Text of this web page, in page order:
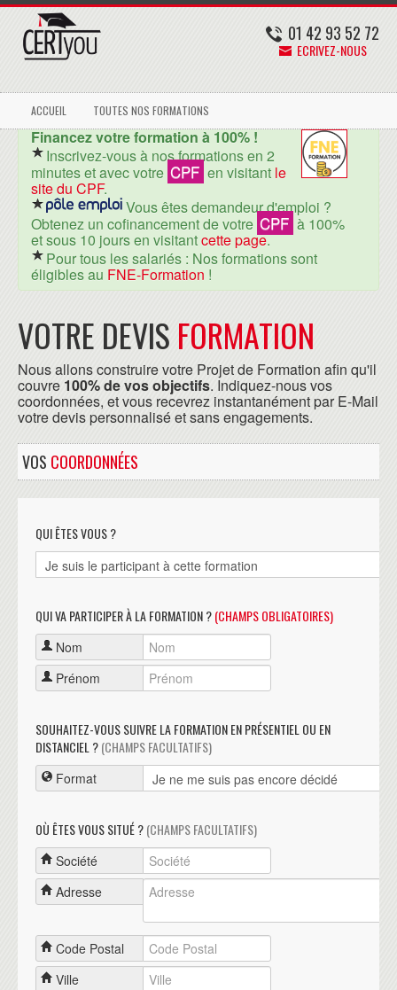
01 42 93 52 72
ECRIVEZ-NOUS
ACCUEIL TOUTES NOS FORMATIONS
Financez votre formation à 100% !
Inscrivez-vous à nos formations en 2
minutes et avec votre CPF en visitant le
site du CPF.
Vous êtes demandeur d'emploi ?
Obtenez un cofinancement de votre CPF à 100%
et sous 10 jours en visitantcette page.
Pour tous les salariés : Nos formations sont
éligibles au FNE-Formation !
VOTRE DEVIS FORMATION
Nous allons construire votre Projet de Formation afin qu'il
couvre 100% de vos objectifs. Indiquez-nous vos
coordonnées, et vous recevrez instantanément par E-Mail
votre devis personnalisé et sans engagements.
VOS COORDONNÉES
QUI ÊTES VOUS ?
QUI VA PARTICIPER À LA FORMATION ?(CHAMPS OBLIGATOIRES)
Nom
Prénom
SOUHAITEZ-VOUS SUIVRE LA FORMATION EN PRÉSENTIEL OU EN
DISTANCIEL ?(CHAMPS FACULTATIFS)
Format
OÙ ÊTES VOUS SITUÉ ?(CHAMPS FACULTATIFS)
Société
Adresse
Code Postal
Ville